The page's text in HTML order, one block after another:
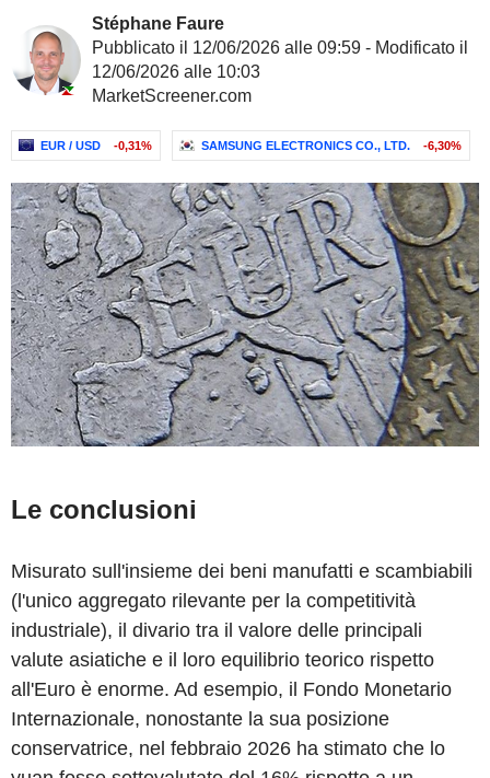
Stéphane Faure
Pubblicato il 12/06/2026 alle 09:59 - Modificato il
12/06/2026 alle 10:03
MarketScreener.com
EUR / USD -0,31% SAMSUNG ELECTRONICS CO., LTD. -6,30%
Le conclusioni
Misurato sull'insieme dei beni manufatti e scambiabili
(l'unico aggregato rilevante per la competitività
industriale), il divario tra il valore delle principali
valute asiatiche e il loro equilibrio teorico rispetto
all'Euro è enorme. Ad esempio, il Fondo Monetario
Internazionale, nonostante la sua posizione
conservatrice, nel febbraio 2026 ha stimato che lo